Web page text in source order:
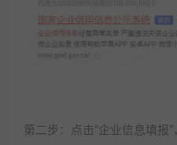
第二步：点击“企业信息填报”